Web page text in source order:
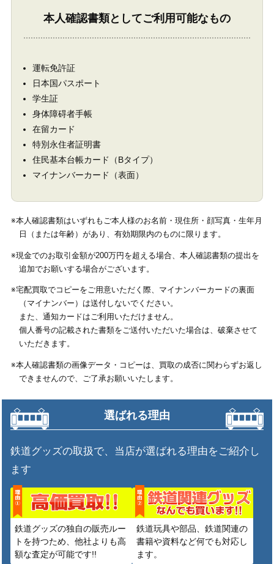
本人確認書類としてご利用可能なもの
運転免許証
日本国パスポート
学生証
身体障碍者手帳
在留カード
特別永住者証明書
住民基本台帳カード（Bタイプ）
マイナンバーカード（表面）
※本人確認書類はいずれもご本人様のお名前・現住所・顔写真・生年月
日（または年齢）があり、有効期限内のものに限ります。
※現金でのお取引金額が200万円を超える場合、本人確認書類の提出を
追加でお願いする場合がございます。
※宅配買取でコピーをご用意いただく際、マイナンバーカードの裏面
（マイナンバー）は送付しないでください。
また、通知カードはご利用いただけません。
個人番号の記載された書類をご送付いただいた場合は、破棄させて
いただきます。
※本人確認書類の画像データ・コピーは、買取の成否に関わらずお返し
できませんので、ご了承お願いいたします。
選ばれる理由
鉄道グッズの取扱で、当店が選ばれる理由をご紹介し
ます
鉄道グッズの独自の販売ルー
トを持つため、他社よりも高
額な査定が可能です!!
鉄道玩具や部品、鉄道関連の
書籍や資料など何でも対応し
ます。